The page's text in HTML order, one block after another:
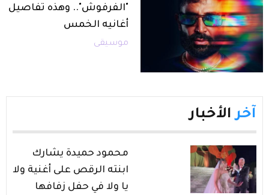
"الفرفوش".. وهذه تفاصيل
أغانيه الخمس
موسيقى
آخر الأخبار
محمود حميدة يشارك
ابنته الرقص على أغنية ولا
يا ولا في حفل زفافها